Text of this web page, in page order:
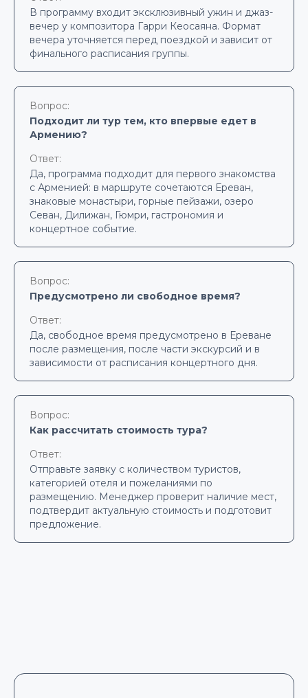
В программу входит эксклюзивный ужин и джаз-
вечер у композитора Гарри Кеосаяна. Формат
вечера уточняется перед поездкой и зависит от
финального расписания группы.
Вопрос:
Подходит ли тур тем, кто впервые едет в
Армению?
Ответ:
Да, программа подходит для первого знакомства
с Арменией: в маршруте сочетаются Ереван,
знаковые монастыри, горные пейзажи, озеро
Севан, Дилижан, Гюмри, гастрономия и
концертное событие.
Вопрос:
Предусмотрено ли свободное время?
Ответ:
Да, свободное время предусмотрено в Ереване
после размещения, после части экскурсий и в
зависимости от расписания концертного дня.
Вопрос:
Как рассчитать стоимость тура?
Ответ:
Отправьте заявку с количеством туристов,
категорией отеля и пожеланиями по
размещению. Менеджер проверит наличие мест,
подтвердит актуальную стоимость и подготовит
предложение.